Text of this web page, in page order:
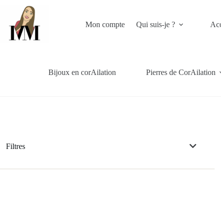
contenu
Mon compte Qui suis-je ?
Bijoux en corAilation Pierres de CorAilation
Filtres